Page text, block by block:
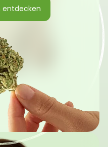
entdecken